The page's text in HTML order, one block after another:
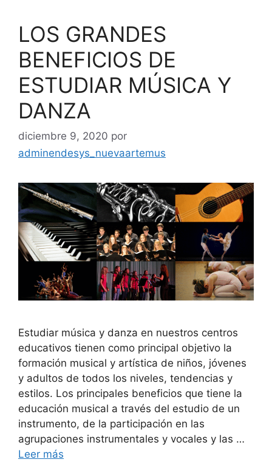
LOS GRANDES
BENEFICIOS DE
ESTUDIAR MÚSICA Y
DANZA
diciembre 9, 2020 por
adminendesys_nuevaartemus
Estudiar música y danza en nuestros centros
educativos tienen como principal objetivo la
formación musical y artística de niños, jóvenes
y adultos de todos los niveles, tendencias y
estilos. Los principales beneficios que tiene la
educación musical a través del estudio de un
instrumento, de la participación en las
agrupaciones instrumentales y vocales y las …
Leer más